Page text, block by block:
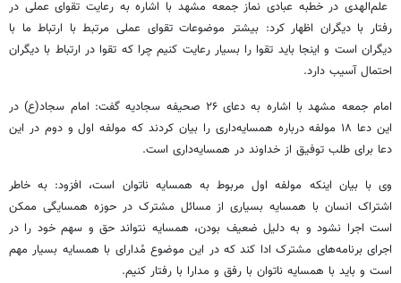
علم‌الهدی در خطبه عبادی نماز جمعه مشهد با اشاره به رعایت تقوای عملی در
رفتار با دیگران اظهار کرد: بیشتر موضوعات تقوای عملی مرتبط با ارتباط ما با
دیگران است و اینجا باید تقوا را بسیار رعایت کنیم چرا که تقوا در ارتباط با دیگران
احتمال آسیب دارد.
امام جمعه مشهد با اشاره به دعای ۲۶ صحیفه سجادیه گفت: امام سجاد(ع) در
این دعا ۱۸ مولفه درباره همسایه‌داری را بیان کردند که مولفه اول و دوم در این
دعا برای طلب توفیق از خداوند در همسایه‌داری است.
وی با بیان اینکه مولفه اول مربوط به همسایه ناتوان است، افزود: به خاطر
اشتراک انسان با همسایه بسیاری از مسائل مشترک در حوزه همسایگی ممکن
است اجرا نشود و به دلیل ضعیف بودن، همسایه نتواند حق و سهم خود را در
اجرای برنامه‌های مشترک ادا کند که در این موضوع مُدارای با همسایه بسیار مهم
است و باید با همسایه ناتوان با رفق و مدارا با رفتار کنیم.